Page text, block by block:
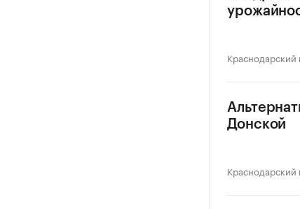
Краснодарский
Донской
Краснодарский